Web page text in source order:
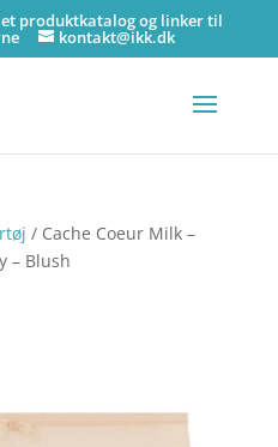
et produktkatalog og linker til
kontakt@ikk.dk
/ Cache Coeur Milk –
– Blush